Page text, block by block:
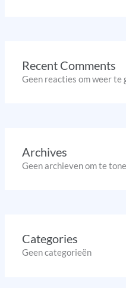
Recent Comments
Geen reacties om weer te
Archives
Geen archieven om te
Categories
Geen categorieën